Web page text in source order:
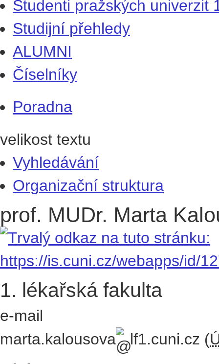
Studenti pražských univerzit
Studijní přehledy
ALUMNI
Číselníky
Poradna
velikost textu
Vyhledávání
Organizační struktura
prof. MUDr. Marta
1. lékařská fakulta
e-mail
marta.kalousova
lf1.cuni.cz (